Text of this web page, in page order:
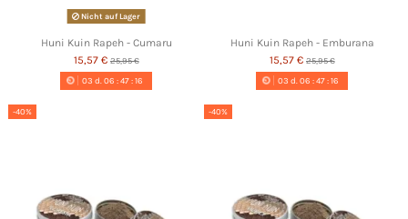
Nicht auf Lager
Huni Kuin Rapeh - Cumaru
15,57 € 25,95 €
03 d.06 :47:16
Huni Kuin Rapeh - Emburana
15,57 € 25,95 €
03 d.06 :47:16
-40% -40%